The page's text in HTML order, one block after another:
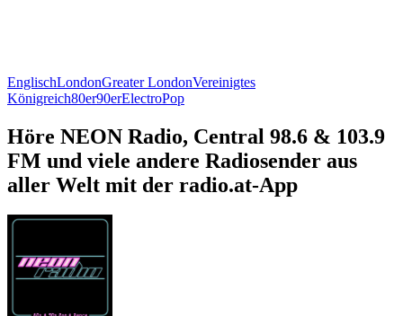
EnglischLondonGreater LondonVereinigtes
Königreich80er90erElectroPop
Höre NEON Radio, Central 98.6 & 103.9
FM und viele andere Radiosender aus
aller Welt mit der radio.at-App